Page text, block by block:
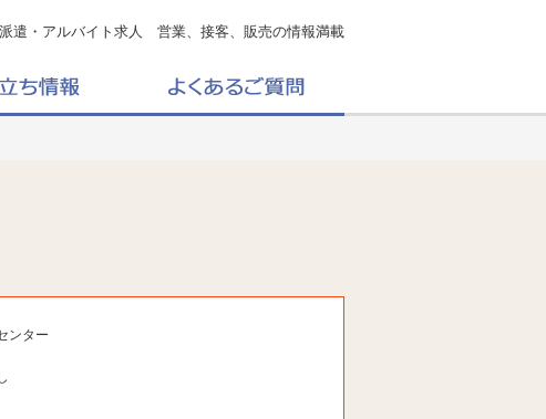
遣・アルバイト求人 営業、接客、販売の情報満載
ンター